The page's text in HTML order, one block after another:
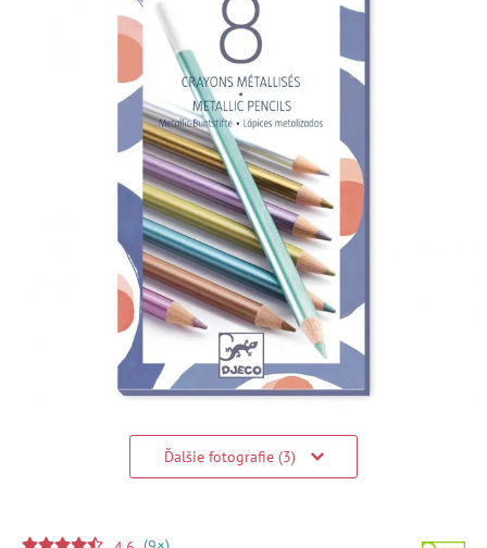
Ďalšie fotografie (3)